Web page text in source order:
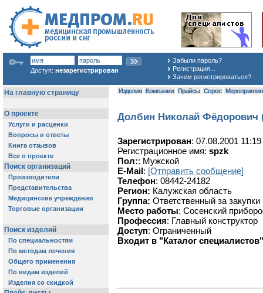
Доступ: незарегистрирован
Забыли пароль?
Регистрация...
Зачем регистрироваться?
Изделия Компании Прайсы Спрос Мероприятия
Долбин Николай Фёдорович
Зарегистрирован: 07.08.2001 11:19
Регистрационное имя: spzk
Пол:: Мужской
E-Mail: [Отправить сообщение]
Телефон: 08442-24182
Регион: Калужская область
Группа: Ответственный за
Место работы: Сосенский
Профессия: Главный конструктор
Доступ: Ограниченный
Входит в "Каталог специалистов"